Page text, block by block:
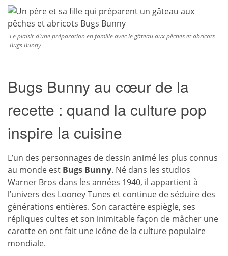
Le plaisir d’une préparation en famille avec le gâteau aux pêches et abricots
Bugs Bunny
Bugs Bunny au cœur de la
recette : quand la culture pop
inspire la cuisine
L’un des personnages de dessin animé les plus connus
au monde est Bugs Bunny. Né dans les studios
Warner Bros dans les années 1940, il appartient à
l’univers des Looney Tunes et continue de séduire des
générations entières. Son caractère espiègle, ses
répliques cultes et son inimitable façon de mâcher une
carotte en ont fait une icône de la culture populaire
mondiale.